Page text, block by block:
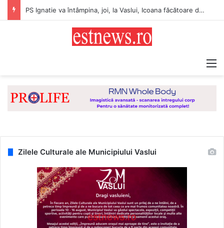
PS Ignatie va întâmpina, joi, la Vaslui, Icoana făcătoare de minuni a Maicii Domnului, de la Mănăstirea Hadâmbu
Zilele Culturale ale Municipiului Vaslui